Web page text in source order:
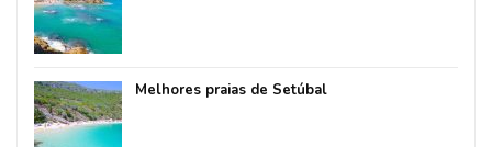
Melhores praias de Setúbal